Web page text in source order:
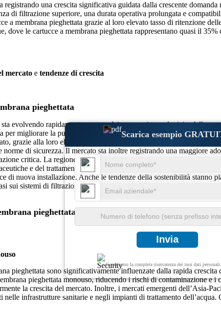
Scarica esempio
Invia
Garantiamo la completa riservatezza dei tuoi dati personali.
registrando una crescita significativa guidata dalla crescente
di filtrazione superiore, una durata operativa prolungata e
a membrana pieghettata grazie al loro elevato tasso di ritenzione
dove le cartucce a membrana pieghettata rappresentano quasi il
mercato e tendenze di crescita
pieghettata
evolvendo rapidamente a causa dei progressi tecnologici e della
per migliorare la purezza del prodotto e l'efficienza del processo. Vi
grazie alla loro elevata resistenza chimica e durata. Inoltre, il
norme di sicurezza. Il mercato sta inoltre registrando una maggiore
critica. La regione Asia-Pacifico sta emergendo come un
e del trattamento delle acque. Inoltre, i progressi nella
di nuova installazione. Anche le tendenze della sostenibilità
sui sistemi di filtrazione ad alto flusso, che rappresentano il 22%
pieghettata
pieghettata sono significativamente influenzate dalla rapida
pieghettata monouso, riducendo i rischi di contaminazione e
la crescita del mercato. Inoltre, i mercati emergenti dell’Asia-
nelle infrastrutture sanitarie e negli impianti di trattamento